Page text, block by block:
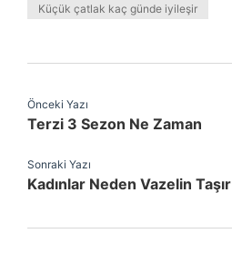
Küçük çatlak kaç günde iyileşir
Önceki Yazı
Terzi 3 Sezon Ne Zaman
Sonraki Yazı
Kadınlar Neden Vazelin Taşır